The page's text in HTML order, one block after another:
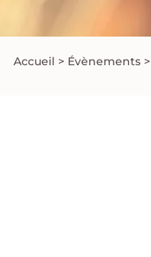
Accueil > Évènements>